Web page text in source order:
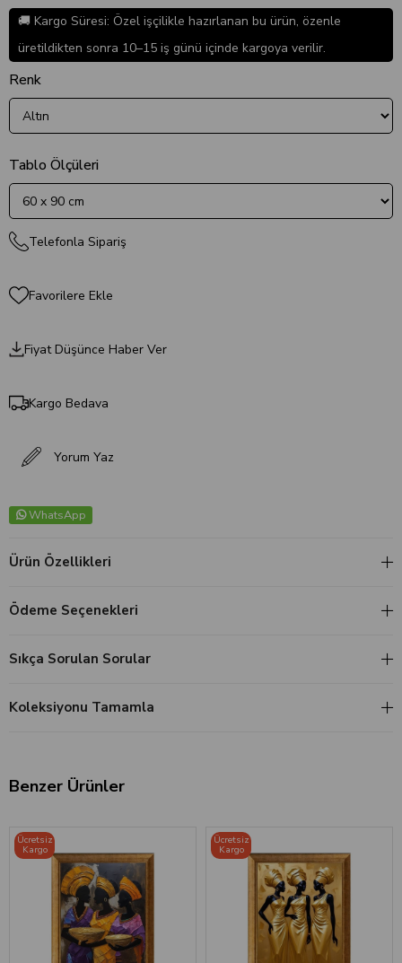
🚚 Kargo Süresi: Özel işçilikle hazırlanan bu ürün, özenle
üretildikten sonra 10–15 iş günü içinde kargoya verilir.
Renk
Tablo Ölçüleri
Telefonla Sipariş
Favorilere Ekle
Fiyat Düşünce Haber Ver
Kargo Bedava
Yorum Yaz
WhatsApp
Ürün Özellikleri
Ödeme Seçenekleri
Sıkça Sorulan Sorular
Koleksiyonu Tamamla
Benzer Ürünler
Ücretsiz
Kargo
Ücretsiz
Kargo